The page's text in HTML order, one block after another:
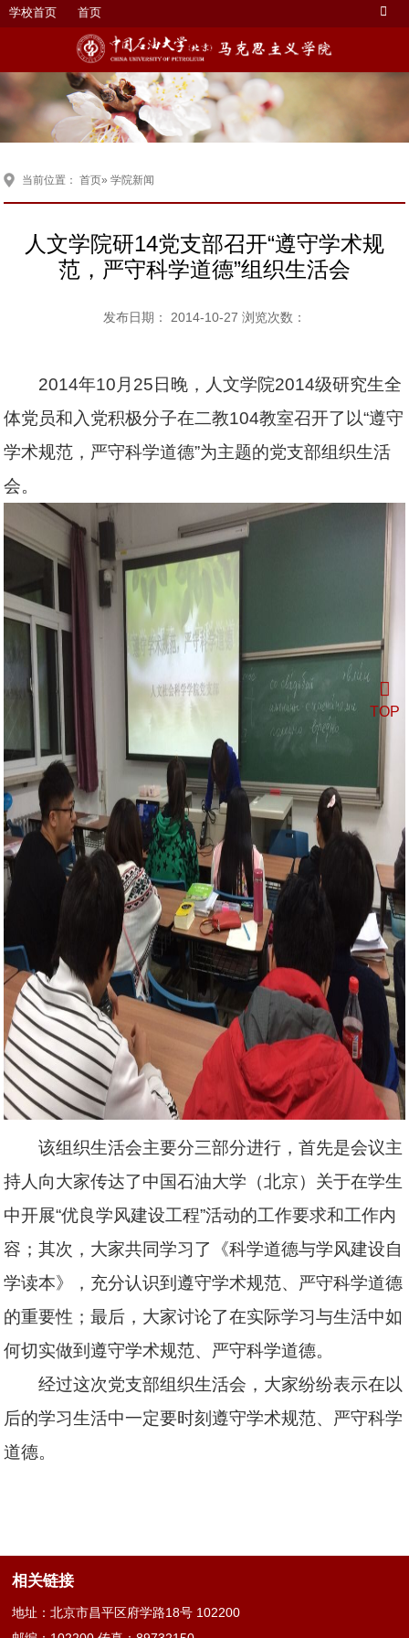
学校首页 首页
当前位置：首页» 学院新闻
人文学院研14党支部召开“遵守学术规
范，严守科学道德”组织生活会
发布日期： 2014-10-27 浏览次数：
2014年10 月 25日晚，人文学院2014级研究生全
体党员和入党积极分子在二教104教室召开了以“遵守
学术规范，严守科学道德”为主题的党支部组织生活
会。
该组织生活会主要分三部分进行，首先是会议主
持人向大家传达了中国石油大学（北京） 关于在学生
中开展“优良学风建设工程”活动的工作要求和工作内
容；其次，大家共同学习了《科学道德与学风建设自
学读本》，充分认识到遵守学术规范、严守科学道德
的重要性；最后，大家讨论了在实际学习与生活中如
何切实做到遵守学术规范、严守科学道德。
经过这次党支部组织生活会，大家纷纷表示在以
后的学习生活中一定要时刻遵守学术规范、严守科学
道德。
相关链接
地址：北京市昌平区府学路18号 102200
TOP